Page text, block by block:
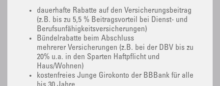
dauerhafte Rabatte auf den Versicherungsbeitrag
(z.B. bis zu 5,5 % Beitragsvorteil bei Dienst- und
Berufsunfähigkeitsversicherungen)
Bündelrabatte beim Abschluss
mehrerer Versicherungen (z.B. bei der DBV bis zu
20% u.a. in den Sparten Haftpflicht und
Haus/Wohnen)
kostenfreies Junge Girokonto der BBBank für alle